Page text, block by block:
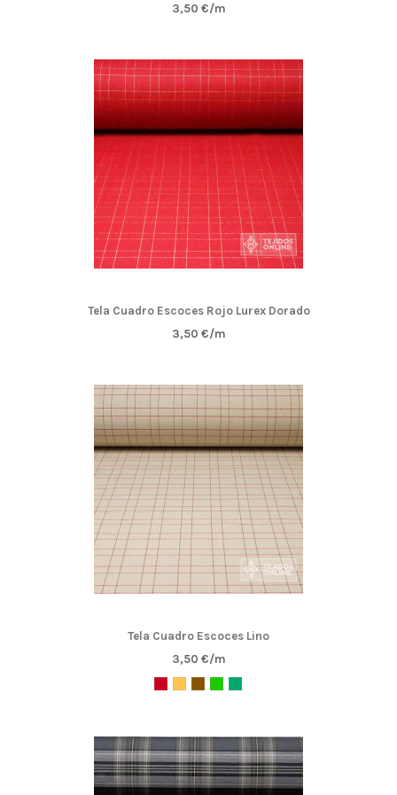
3,50 €/m
Tela Cuadro Escoces Rojo Lurex Dorado
3,50 €/m
Tela Cuadro Escoces Lino
3,50 €/m